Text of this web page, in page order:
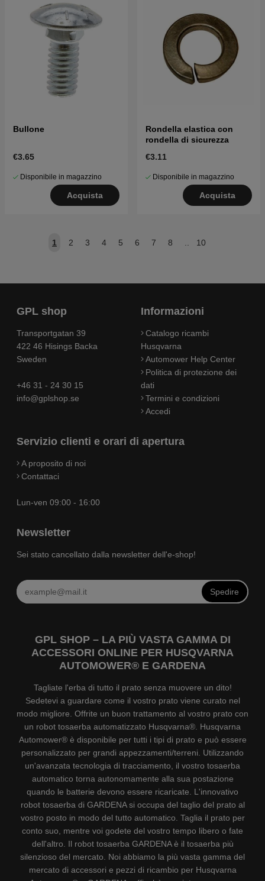
Bullone
€3.65
Disponibile in magazzino
Acquista
Rondella elastica con
rondella di sicurezza
€3.11
Disponibile in magazzino
Acquista
1 2 3 4 5 6 7 8 .. 10
GPL shop
Transportgatan 39
422 46 Hisings Backa
Sweden
+46 31 - 24 30 15
info@gplshop.se
Informazioni
Catalogo ricambi
Husqvarna
Automower Help Center
Politica di protezione dei
dati
Termini e condizioni
Accedi
Servizio clienti e orari di apertura
A proposito di noi
Contattaci
Lun-ven 09:00 - 16:00
Newsletter
Sei stato cancellato dalla newsletter dell'e-shop!
Spedire
GPL SHOP – LA PIÙ VASTA GAMMA DI
ACCESSORI ONLINE PER HUSQVARNA
AUTOMOWER® E GARDENA
Tagliate l'erba di tutto il prato senza muovere un dito!
Sedetevi a guardare come il vostro prato viene curato nel
modo migliore. Offrite un buon trattamento al vostro prato con
un robot tosaerba automatizzato Husqvarna®. Husqvarna
Automower® è disponibile per tutti i tipi di prato e può essere
personalizzato per grandi appezzamenti/terreni. Utilizzando
un'avanzata tecnologia di tracciamento, il vostro tosaerba
automatico torna autonomamente alla sua postazione
quando le batterie devono essere ricaricate. L'innovativo
robot tosaerba di GARDENA si occupa del taglio del prato al
vostro posto in modo del tutto automatico. Taglia il prato per
conto suo, mentre voi godete del vostro tempo libero o fate
dell'altro. Il robot tosaerba GARDENA è il tosaerba più
silenzioso del mercato. Noi abbiamo la più vasta gamma del
mercato di accessori e pezzi di ricambio per Husqvarna